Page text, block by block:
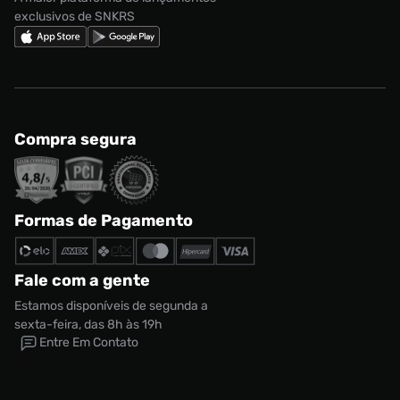
exclusivos de SNKRS
Compra segura
Formas de Pagamento
Fale com a gente
Estamos disponíveis de segunda a
sexta-feira, das 8h às 19h
Entre Em Contato